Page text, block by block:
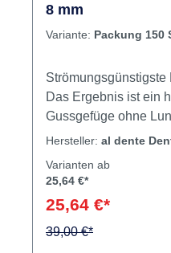
8 mm
Variante: Packung 150
Strömungsgünstigste
Das Ergebnis ist ein
Gussgefüge ohne
„EM“ mit
„NEM“ mit
Vakuumdruckguss
und NEM Legierungen. Vorteile:
Hersteller: al dente
Varianten ab
25,64 €*
25,64 €*
39,00 €*